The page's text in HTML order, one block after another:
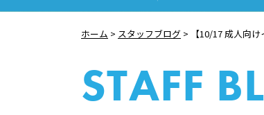
ホーム > スタッフブログ > 【10/17 成人向
STAFF